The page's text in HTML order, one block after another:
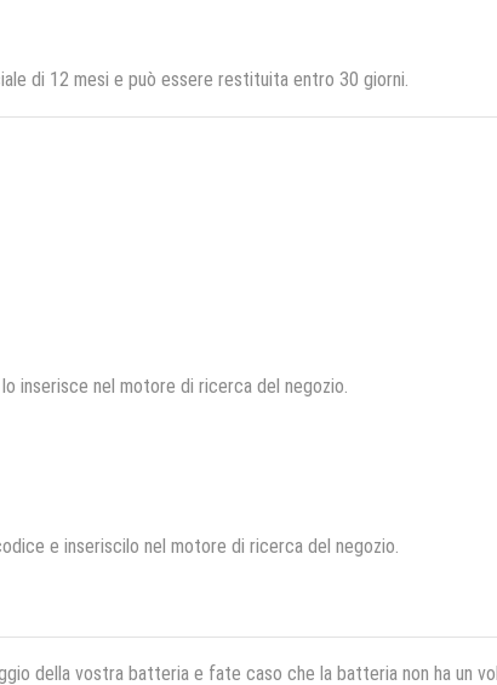
di 12 mesi e può essere restituita entro 30 giorni.
inserisce nel motore di ricerca del negozio.
e inseriscilo nel motore di ricerca del negozio.
della vostra batteria e fate caso che la batteria non ha un